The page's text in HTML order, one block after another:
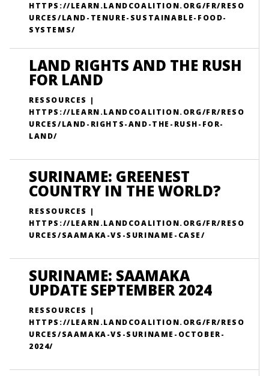
HTTPS://LEARN.LANDCOALITION.ORG/FR/RESO
URCES/LAND-TENURE-SUSTAINABLE-FOOD-
SYSTEMS/
LAND RIGHTS AND THE RUSH
FOR LAND
RESSOURCES |
HTTPS://LEARN.LANDCOALITION.ORG/FR/RESO
URCES/LAND-RIGHTS-AND-THE-RUSH-FOR-
LAND/
SURINAME: GREENEST
COUNTRY IN THE WORLD?
RESSOURCES |
HTTPS://LEARN.LANDCOALITION.ORG/FR/RESO
URCES/SAAMAKA-VS-SURINAME-CASE/
SURINAME: SAAMAKA
UPDATE SEPTEMBER 2024
RESSOURCES |
HTTPS://LEARN.LANDCOALITION.ORG/FR/RESO
URCES/SAAMAKA-VS-SURINAME-OCTOBER-
2024/